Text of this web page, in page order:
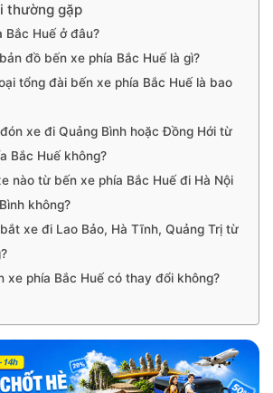
thường gặp
Bắc Huế ở đâu?
đồ bến xe phía Bắc Huế là gì?
tổng đài bến xe phía Bắc Huế là bao
xe đi Quảng Bình hoặc Đồng Hới từ
Bắc Huế không?
nào từ bến xe phía Bắc Huế đi Hà Nội
không?
xe đi Lao Bảo, Hà Tĩnh, Quảng Trị từ
xe phía Bắc Huế có thay đổi không?